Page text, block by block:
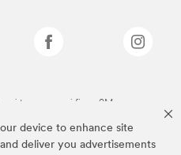
device to enhance site
deliver you advertisements
towarowymi firmy 3M.